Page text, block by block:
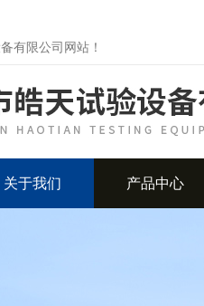
有限公司网站！
关于我们 产品中心